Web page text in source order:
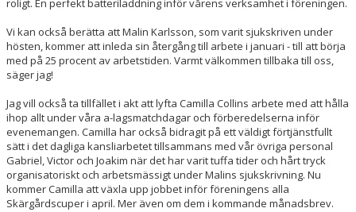
roligt. En perfekt batteriladdning inför vårens verksamhet i föreningen.
Vi kan också berätta att Malin Karlsson, som varit sjukskriven under
hösten, kommer att inleda sin återgång till arbete i januari - till att börja
med på 25 procent av arbetstiden. Varmt välkommen tillbaka till oss,
säger jag!
Jag vill också ta tillfället i akt att lyfta Camilla Collins arbete med att hålla
ihop allt under våra a-lagsmatchdagar och förberedelserna inför
evenemangen. Camilla har också bidragit på ett väldigt förtjänstfullt
sätt i det dagliga kansliarbetet tillsammans med vår övriga personal
Gabriel, Victor och Joakim när det har varit tuffa tider och hårt tryck
organisatoriskt och arbetsmässigt under Malins sjukskrivning. Nu
kommer Camilla att växla upp jobbet inför föreningens alla
Skärgårdscuper i april. Mer även om dem i kommande månadsbrev.